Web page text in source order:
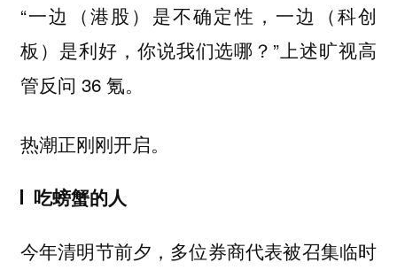
“一边（港股）是不确定性，一边（科创
板）是利好，你说我们选哪？”上述旷视高
管反问 36 氪。
热潮正刚刚开启。
吃螃蟹的人
今年清明节前夕，多位券商代表被召集临时